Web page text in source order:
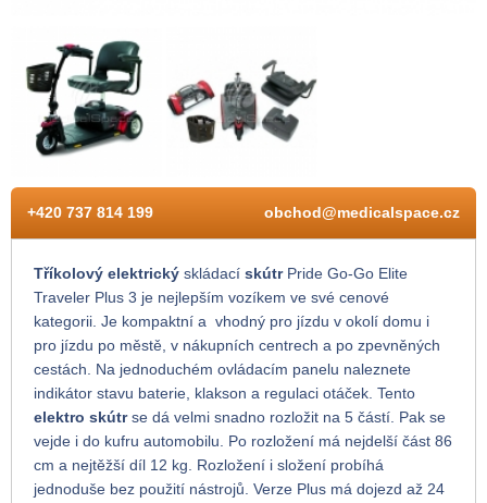
+420 737 814 199 obchod@medicalspace.cz
Tříkolový elektrický skládací skútrPride Go-Go Elite
Traveler Plus 3 je nejlepším vozíkem ve své cenové
kategorii. Je kompaktní a vhodný pro jízdu v okolí domu i
pro jízdu po městě, v nákupních centrech a po zpevněných
cestách. Na jednoduchém ovládacím panelu naleznete
indikátor stavu baterie, klakson a regulaci otáček. Tento
elektro skútrse dá velmi snadno rozložit na 5 částí. Pak se
vejde i do kufru automobilu. Po rozložení má nejdelší část 86
cm a nejtěžší díl 12 kg. Rozložení i složení probíhá
jednoduše bez použití nástrojů. Verze Plus má dojezd až 24